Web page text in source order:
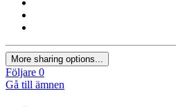
More sharing options...
Följare 0
Gå till ämnen